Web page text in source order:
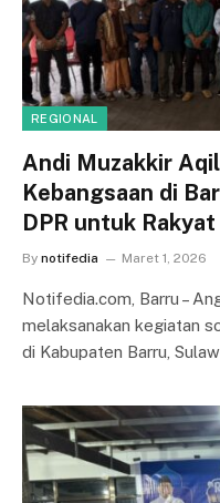
REGIONAL
Andi Muzakkir
Kebangsaan di
DPR untuk Rakyat
By notifedia Maret 1, 2026
Notifedia.com, Barru –
melaksanakan kegiatan
di Kabupaten Barru,